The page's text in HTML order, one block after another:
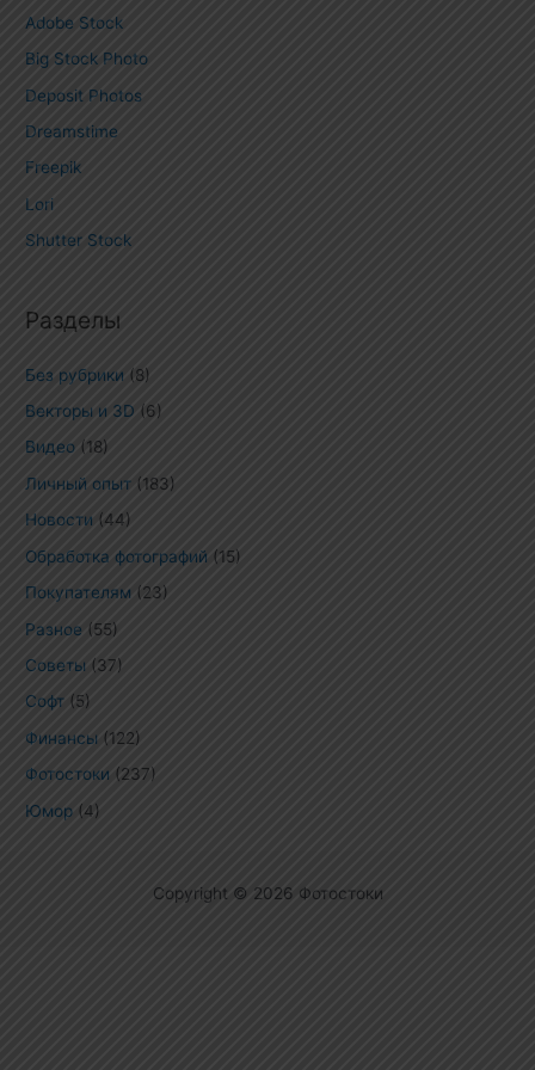
Adobe Stock
Big Stock Photo
Deposit Photos
Dreamstime
Freepik
Lori
Shutter Stock
Разделы
Без рубрики (8)
Векторы и 3D (6)
Видео (18)
Личный опыт (183)
Новости (44)
Обработка фотографий (15)
Покупателям (23)
Разное (55)
Советы (37)
Софт (5)
Финансы (122)
Фотостоки (237)
Юмор (4)
Copyright © 2026 Фотостоки